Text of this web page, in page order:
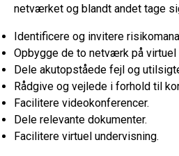
netværket og blandt andet tage
Identificere og invitere
Opbygge de to netværk på virtuel
Dele akutopståede fejl og
Rådgive og vejlede i forhold til
Facilitere videokonferencer.
Dele relevante dokumenter.
Facilitere virtuel undervisning.